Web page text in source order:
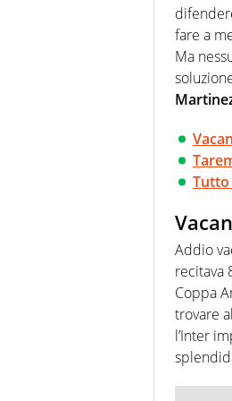
fare a
Ma
Addio
recitava
Coppa
trovare
l’Inter